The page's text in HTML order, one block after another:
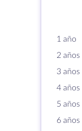
1 año
2 años
3 años
4 años
5 años
6 años